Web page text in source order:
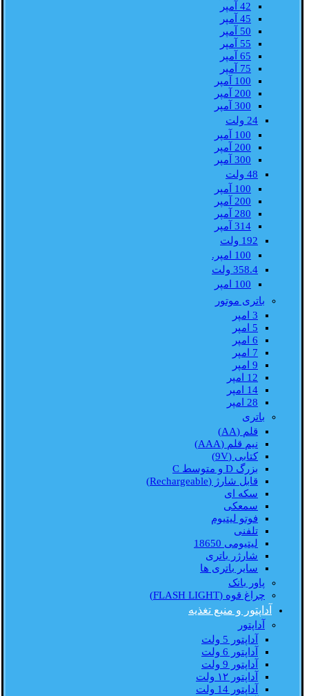
42 آمپر
45 آمپر
50 آمپر
55 آمپر
65 آمپر
75 آمپر
100 آمپر
200 آمپر
300 آمپر
24 ولت
100 آمپر
200 آمپر
300 آمپر
48 ولت
100 آمپر
200 آمپر
280 آمپر
314 آمپر
192 ولت
100 امپر.
358.4 ولت
100 امپر
باتری موتور
3 امپر
5 امپر
6 امپر
7 امپر
9 امپر
12 امپر
14 امپر
28 امپر
باتری
قلم (AA)
نیم قلم (AAA)
کتابی (9V)
بزرگ D و متوسط C
قابل شارژ (Rechargeable)
سکه ای
سمعکی
فوتو لیتیوم
تلفنی
لیتیومی 18650
شارژر باتری
سایر باتری ها
پاور بانک
چراغ قوه (FLASH LIGHT)
آداپتور و منبع تغذیه
آداپتور
آداپتور 5 ولت
آداپتور 6 ولت
آداپتور 9 ولت
آداپتور ۱۲ ولت
آداپتور 14 ولت